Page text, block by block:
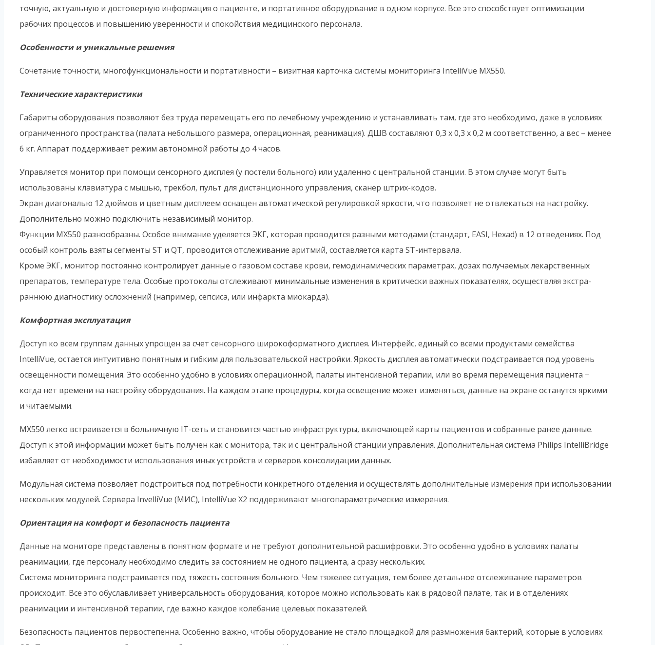
точную, актуальную и достоверную информация о пациенте, и портативное оборудование в одном корпусе. Все это способствует оптимизации
рабочих процессов и повышению уверенности и спокойствия медицинского персонала.
Особенности и уникальные решения
Сочетание точности, многофункциональности и портативности – визитная карточка системы мониторинга IntelliVue MX550.
Технические характеристики
Габариты оборудования позволяют без труда перемещать его по лечебному учреждению и устанавливать там, где это необходимо, даже в условиях
ограниченного пространства (палата небольшого размера, операционная, реанимация). ДШВ составляют 0,3 х 0,3 х 0,2 м соответственно, а вес – менее
6 кг. Аппарат поддерживает режим автономной работы до 4 часов.
Управляется монитор при помощи сенсорного дисплея (у постели больного) или удаленно с центральной станции. В этом случае могут быть
использованы клавиатура с мышью, трекбол, пульт для дистанционного управления, сканер штрих-кодов.
Экран диагональю 12 дюймов и цветным дисплеем оснащен автоматической регулировкой яркости, что позволяет не отвлекаться на настройку.
Дополнительно можно подключить независимый монитор.
Функции MX550 разнообразны. Особое внимание уделяется ЭКГ, которая проводится разными методами (стандарт, EASI, Hexad) в 12 отведениях. Под
особый контроль взяты сегменты ST и QT, проводится отслеживание аритмий, составляется карта ST-интервала.
Кроме ЭКГ, монитор постоянно контролирует данные о газовом составе крови, гемодинамических параметрах, дозах получаемых лекарственных
препаратов, температуре тела. Особые протоколы отслеживают минимальные изменения в критически важных показателях, осуществляя экстра-
раннюю диагностику осложнений (например, сепсиса, или инфаркта миокарда).
Комфортная эксплуатация
Доступ ко всем группам данных упрощен за счет сенсорного широкоформатного дисплея. Интерфейс, единый со всеми продуктами семейства
IntelliVue, остается интуитивно понятным и гибким для пользовательской настройки. Яркость дисплея автоматически подстраивается под уровень
освещенности помещения. Это особенно удобно в условиях операционной, палаты интенсивной терапии, или во время перемещения пациента −
когда нет времени на настройку оборудования. На каждом этапе процедуры, когда освещение может изменяться, данные на экране останутся яркими
и читаемыми.
MX550 легко встраивается в больничную IT-сеть и становится частью инфраструктуры, включающей карты пациентов и собранные ранее данные.
Доступ к этой информации может быть получен как с монитора, так и с центральной станции управления. Дополнительная система Philips IntelliBridge
избавляет от необходимости использования иных устройств и серверов консолидации данных.
Модульная система позволяет подстроиться под потребности конкретного отделения и осуществлять дополнительные измерения при использовании
нескольких модулей. Сервера InvelliVue (МИС), IntelliVue X2 поддерживают многопараметрические измерения.
Ориентация на комфорт и безопасность пациента
Данные на мониторе представлены в понятном формате и не требуют дополнительной расшифровки. Это особенно удобно в условиях палаты
реанимации, где персоналу необходимо следить за состоянием не одного пациента, а сразу нескольких.
Система мониторинга подстраивается под тяжесть состояния больного. Чем тяжелее ситуация, тем более детальное отслеживание параметров
происходит. Все это обуславливает универсальность оборудования, которое можно использовать как в рядовой палате, так и в отделениях
реанимации и интенсивной терапии, где важно каждое колебание целевых показателей.
Безопасность пациентов первостепенна. Особенно важно, чтобы оборудование не стало площадкой для размножения бактерий, которые в условиях